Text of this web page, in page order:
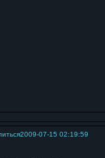
2009-07-15 02:19:59